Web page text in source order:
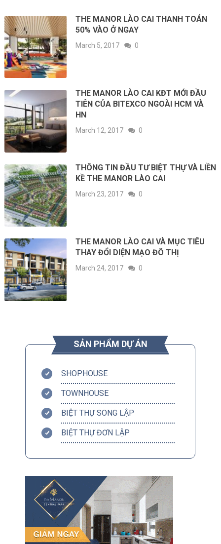
THE MANOR LÀO CAI THANH TOÁN
50% VÀO Ở NGAY
March 5, 2017 0
THE MANOR LÀO CAI KĐT MỚI ĐẦU
TIÊN CỦA BITEXCO NGOÀI HCM VÀ
HN
March 12, 2017 0
THÔNG TIN ĐẦU TƯ BIỆT THỰ VÀ LIỀN
KỀ THE MANOR LÀO CAI
March 23, 2017 0
THE MANOR LÀO CAI VÀ MỤC TIÊU
THAY ĐỔI DIỆN MẠO ĐÔ THỊ
March 24, 2017 0
SẢN PHẨM DỰ ÁN
SHOPHOUSE
TOWNHOUSE
BIỆT THỰ SONG LẬP
BIỆT THỰ ĐƠN LẬP